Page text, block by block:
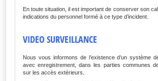
En toute situation, il est important de conserver son
indications du personnel formé à ce type d’incident.
VIDEO SURVEILLANCE
Nous vous informons de l’existence d’un système
avec enregistrement, dans les parties communes
sur les accès extérieurs.